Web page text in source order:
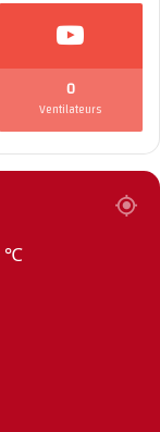
0
Ventilateurs
℃